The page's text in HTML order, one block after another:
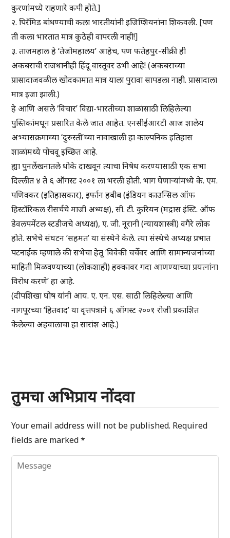
कुरणांमध्ये राहणारे कपी होते.]
२. पिरॅमिड बांधण्याची कला भारतीयांनी इजिप्शियनांना शिकवली. [पण
ती कला भारतात मात्र कुठेही वापरली नाही!]
३. ताजमहाल हे ‘तेजोमहालय’ आहेच, पण फतेहपुर-सीक्री ही
अकबराची राजधानीही हिंदू वास्तूवर उभी आहे! (अकबराच्या
प्रासादाजवळील खोदकामात मात्र याला पुरावा सापडला नाही. प्रासादाला
मात्र इजा झाली.)
हे आणि असले ‘विचार’ विद्या-भारतीच्या शाळांसाठी लिहिलेल्या
पुस्तिकांमधून प्रसारित केले जात आहेत. एनसीईआरटी आज शालेय
अभ्यासक्रमाच्या ‘दुरुस्ती’च्या नावाखाली हा काल्पनिक इतिहास
शाळांमध्ये पोचवू इच्छित आहे.
ह्या पुनर्लेखनातले धोके दाखवून त्याचा निषेध करण्यासाठी एक सभा
दिल्लीत ४ ते ६ ऑगस्ट २००१ ला भरली होती. भाग घेणाऱ्यांमध्ये के. एम.
पणिक्कर (इतिहासकार), इर्फान हबीब (इंडियन काउन्सिल ऑफ
हिस्टॉरिकल रीसर्चचे माजी अध्यक्ष), सी. टी. कुरियन (मद्रास इंस्टि. ऑफ
डेवलपमेंटल स्टडीजचे अध्यक्ष), ए. जी. नूरानी (न्यायशास्त्री) वगैरे लोक
होते. सभेचे संघटन ‘सहमत’ या संस्थेने केले. त्या संस्थेचे अध्यक्ष प्रभात
पटनाईक म्हणाले की सभेचा हेतू ‘विवेकी चर्चेवर आणि सामान्यजनांच्या
माहिती मिळवण्याच्या (लोकशाही) हक्कावर गदा आणण्याच्या प्रयत्नांना
विरोध करणे’ हा आहे.
(दीपशिखा घोष यांनी आय. ए. एन. एस. साठी लिहिलेल्या आणि
नागपूरच्या ‘हितवाद’ या वृत्तपत्राने ६ ऑगस्ट २००१ रोजी प्रकाशित
केलेल्या अहवालाचा हा सारांश आहे.)
तुमचा अभिप्राय नोंदवा
Your email address will not be published. Required
fields are marked*